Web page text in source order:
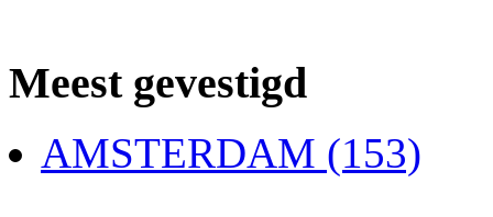
Meest gevestigd
AMSTERDAM (153)